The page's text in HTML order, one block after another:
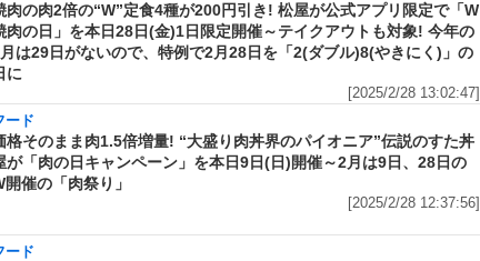
肉の肉2倍の“W”定食4種が200円引き! 松屋が公式アプリ限定で「W
肉の日」を本日28日(金)1日限定開催～テイクアウトも対象! 今年の
は29日がないので、特例で2月28日を「2(ダブル)8(やきにく)」の
に
[2025/2/28 13:02:47]
ード
格そのまま肉1.5倍増量! “大盛り肉丼界のパイオニア”伝説のすた丼
が「肉の日キャンペーン」を本日9日(日)開催～2月は9日、28日の
開催の「肉祭り」
[2025/2/28 12:37:56]
ード